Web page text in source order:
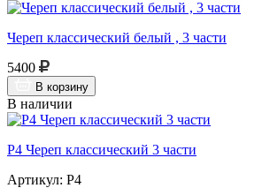
Череп классический белый , 3 части
5400
В корзину
В наличии
Р4 Череп классический 3 части
Артикул: Р4